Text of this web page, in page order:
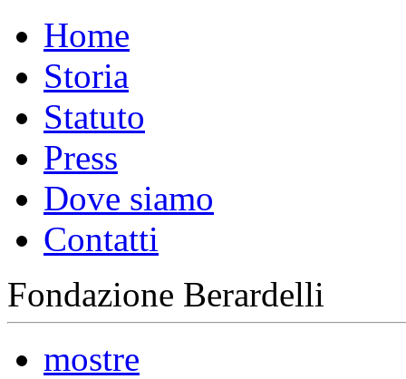
Home
Storia
Statuto
Press
Dove siamo
Contatti
Fondazione Berardelli
mostre